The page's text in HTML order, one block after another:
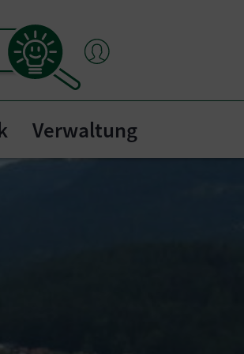
"Bürgerservice"
Verwaltung